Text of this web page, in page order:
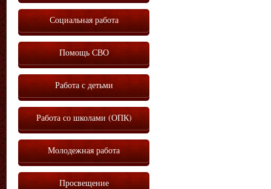
Социальная работа
Помощь СВО
Работа с детьми
Работа со школами (ОПК)
Молодежная работа
Просвещение